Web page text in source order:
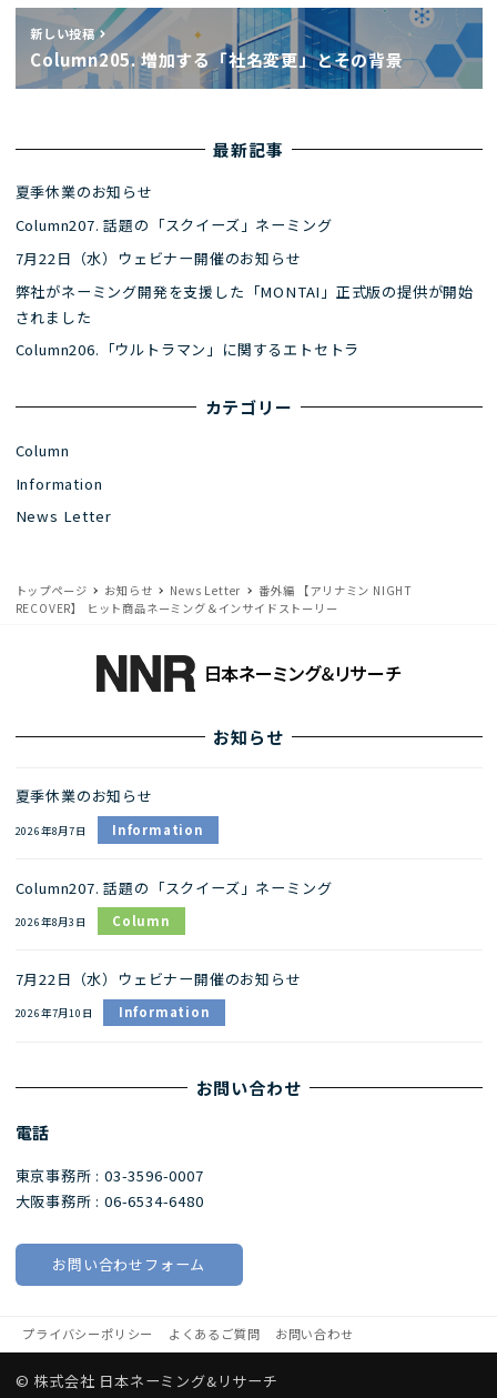
新しい投稿
Column205. 増加する「社名変更」とその背景
最新記事
夏季休業のお知らせ
Column207. 話題の「スクイーズ」ネーミング
7月22日（水）ウェビナー開催のお知らせ
弊社がネーミング開発を支援した「MONTAI」正式版の提供が開始
されました
Column206.「ウルトラマン」に関するエトセトラ
カテゴリー
Column
Information
News Letter
トップページ お知らせ News Letter
番外編 【アリナミン NIGHT
RECOVER】 ヒット商品ネーミング＆インサイドストーリー
お知らせ
夏季休業のお知らせ
2026年8月7日 Information
Column207. 話題の「スクイーズ」ネーミング
2026年8月3日 Column
7月22日（水）ウェビナー開催のお知らせ
2026年7月10日 Information
お問い合わせ
電話
東京事務所 : 03-3596-0007
大阪事務所 : 06-6534-6480
お問い合わせフォーム
プライバシーポリシー よくあるご質問 お問い合わせ
© 株式会社 日本ネーミング&リサーチ